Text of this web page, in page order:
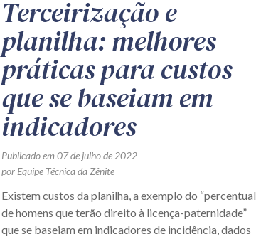
Terceirização e
planilha: melhores
práticas para custos
que se baseiam em
indicadores
Publicado em 07 de julho de 2022
por Equipe Técnica da Zênite
Existem custos da planilha, a exemplo do “percentual
de homens que terão direito à licença-paternidade”
que se baseiam em indicadores de incidência, dados